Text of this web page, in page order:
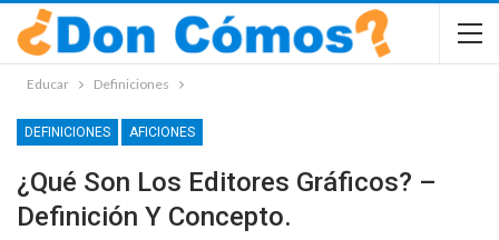
Educar Definiciones
DEFINICIONES AFICIONES
¿Qué Son Los Editores Gráficos? –
Definición Y Concepto.